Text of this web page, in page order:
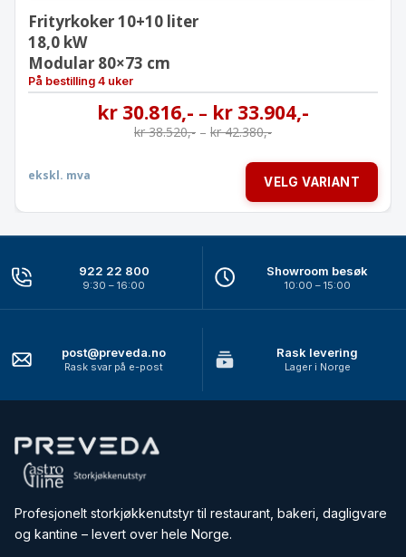
Frityrkoker 10+10 liter
18,0 kW
Modular 80×73 cm
På bestilling 4 uker
kr 30.816,- – kr 33.904,-
kr38.520,- – kr42.380,-
ekskl. mva VELG VARIANT
922 22 800
9:30 – 16:00
Showroom besøk
10:00 – 15:00
post@preveda.no
Rask svar på e-post
Rask levering
Lager i Norge
Profesjonelt storkjøkkenutstyr til restaurant, bakeri, dagligvare
og kantine – levert over hele Norge.